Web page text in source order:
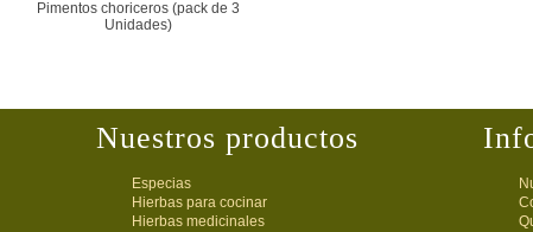
Pimentos choriceros (pack de 3
Unidades)
Nuestros productos
Especias
Hierbas para cocinar
Hierbas medicinales